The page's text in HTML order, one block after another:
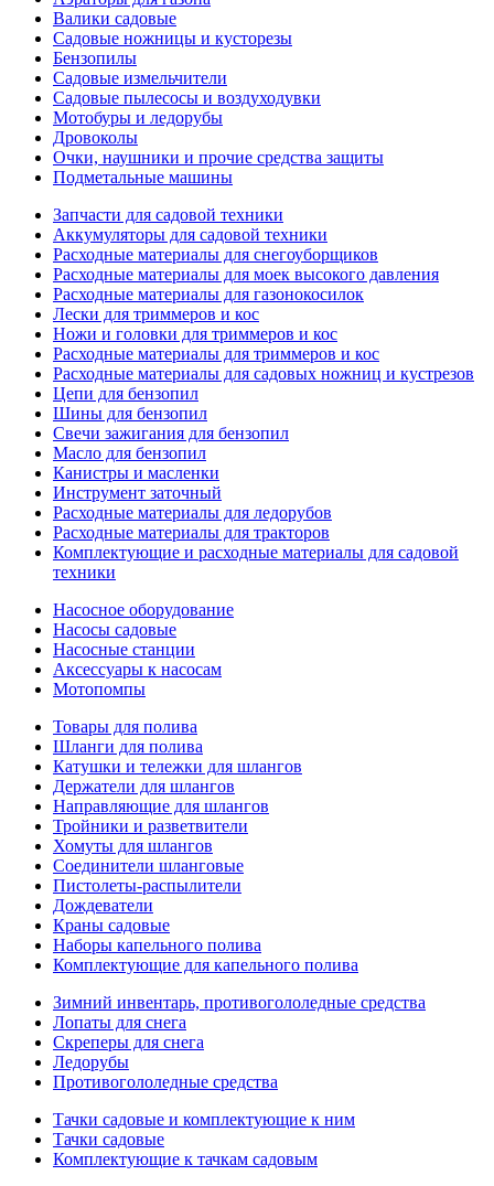
Валики садовые
Садовые ножницы и кусторезы
Бензопилы
Садовые измельчители
Садовые пылесосы и воздуходувки
Мотобуры и ледорубы
Дровоколы
Очки, наушники и прочие средства защиты
Подметальные машины
Запчасти для садовой техники
Аккумуляторы для садовой техники
Расходные материалы для снегоуборщиков
Расходные материалы для моек высокого давления
Расходные материалы для газонокосилок
Лески для триммеров и кос
Ножи и головки для триммеров и кос
Расходные материалы для триммеров и кос
Расходные материалы для садовых ножниц и кустрезов
Цепи для бензопил
Шины для бензопил
Свечи зажигания для бензопил
Масло для бензопил
Канистры и масленки
Инструмент заточный
Расходные материалы для ледорубов
Расходные материалы для тракторов
Комплектующие и расходные материалы для садовой
техники
Насосное оборудование
Насосы садовые
Насосные станции
Аксессуары к насосам
Мотопомпы
Товары для полива
Шланги для полива
Катушки и тележки для шлангов
Держатели для шлангов
Направляющие для шлангов
Тройники и разветвители
Хомуты для шлангов
Соединители шланговые
Пистолеты-распылители
Дождеватели
Краны садовые
Наборы капельного полива
Комплектующие для капельного полива
Зимний инвентарь, противогололедные средства
Лопаты для снега
Скреперы для снега
Ледорубы
Противогололедные средства
Тачки садовые и комплектующие к ним
Тачки садовые
Комплектующие к тачкам садовым